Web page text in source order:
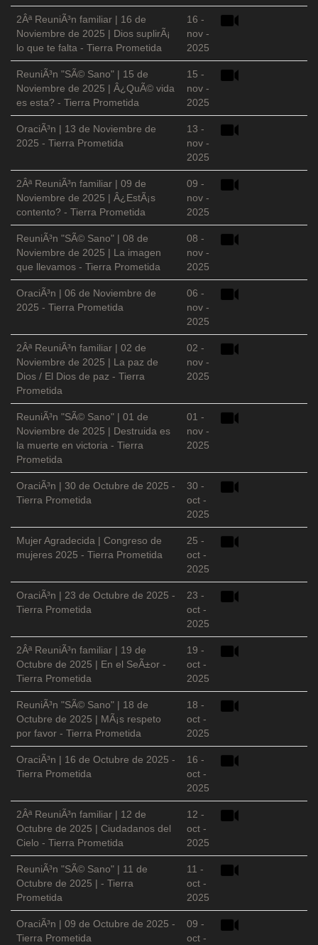
2Âª ReuniÃ³n familiar | 16 de
Noviembre de 2025 | Dios suplirÃ¡
lo que te falta - Tierra Prometida
16 -
nov -
2025
ReuniÃ³n "SÃ© Sano" | 15 de
Noviembre de 2025 | Â¿QuÃ© vida
es esta? - Tierra Prometida
15 -
nov -
2025
OraciÃ³n | 13 de Noviembre de
2025 - Tierra Prometida
13 -
nov -
2025
2Âª ReuniÃ³n familiar | 09 de
Noviembre de 2025 | Â¿EstÃ¡s
contento? - Tierra Prometida
09 -
nov -
2025
ReuniÃ³n "SÃ© Sano" | 08 de
Noviembre de 2025 | La imagen
que llevamos - Tierra Prometida
08 -
nov -
2025
OraciÃ³n | 06 de Noviembre de
2025 - Tierra Prometida
06 -
nov -
2025
2Âª ReuniÃ³n familiar | 02 de
Noviembre de 2025 | La paz de
Dios / El Dios de paz - Tierra
Prometida
02 -
nov -
2025
ReuniÃ³n "SÃ© Sano" | 01 de
Noviembre de 2025 | Destruida es
la muerte en victoria - Tierra
Prometida
01 -
nov -
2025
OraciÃ³n | 30 de Octubre de 2025 -
Tierra Prometida
30 -
oct -
2025
Mujer Agradecida | Congreso de
mujeres 2025 - Tierra Prometida
25 -
oct -
2025
OraciÃ³n | 23 de Octubre de 2025 -
Tierra Prometida
23 -
oct -
2025
2Âª ReuniÃ³n familiar | 19 de
Octubre de 2025 | En el SeÃ±or -
Tierra Prometida
19 -
oct -
2025
ReuniÃ³n "SÃ© Sano" | 18 de
Octubre de 2025 | MÃ¡s respeto
por favor - Tierra Prometida
18 -
oct -
2025
OraciÃ³n | 16 de Octubre de 2025 -
Tierra Prometida
16 -
oct -
2025
2Âª ReuniÃ³n familiar | 12 de
Octubre de 2025 | Ciudadanos del
Cielo - Tierra Prometida
12 -
oct -
2025
ReuniÃ³n "SÃ© Sano" | 11 de
Octubre de 2025 | - Tierra
Prometida
11 -
oct -
2025
OraciÃ³n | 09 de Octubre de 2025 -
Tierra Prometida
09 -
oct -